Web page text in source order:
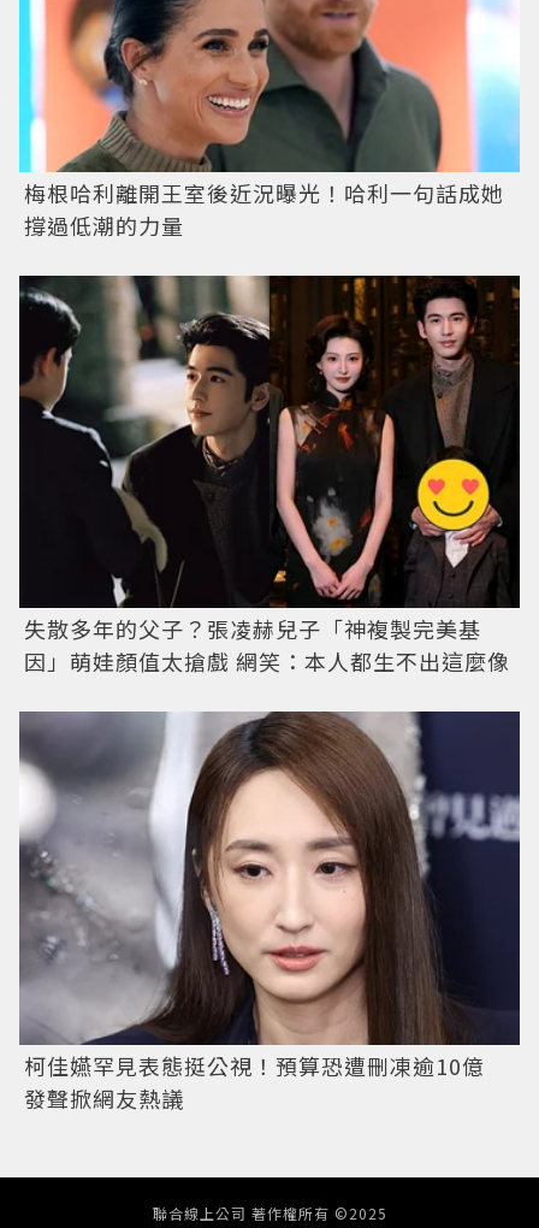
梅根哈利離開王室後近況曝光！哈利一句話成她
撐過低潮的力量
失散多年的父子？張凌赫兒子「神複製完美基
因」萌娃顏值太搶戲 網笑：本人都生不出這麼像
柯佳嬿罕見表態挺公視！預算恐遭刪凍逾10億
發聲掀網友熱議
聯合線上公司 著作權所有 ©2025